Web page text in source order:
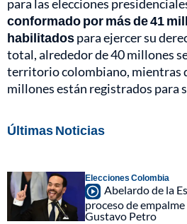
para las elecciones
conformado por más de 41
habilitadospara ejercer su
total, alrededor de 40 millones
territorio colombiano, mientras
millones están registrados para
Últimas Noticias
Elecciones Colombia
Abelardo de la
proceso de
Gustavo Petro